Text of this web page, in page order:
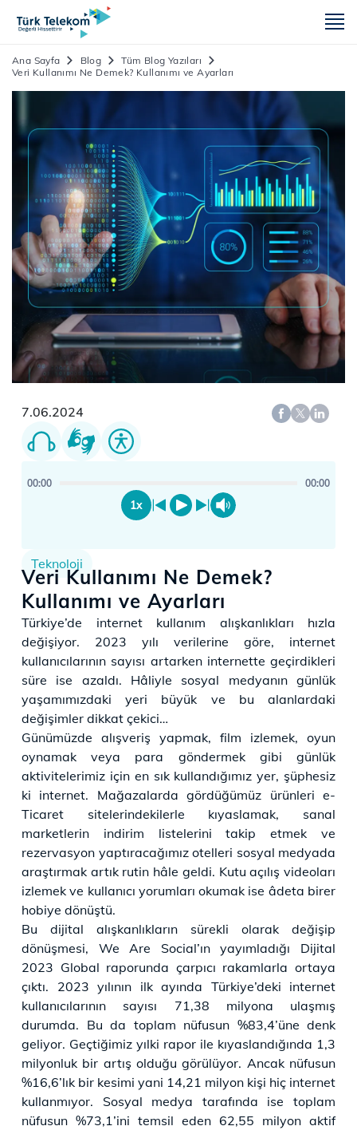
Ana Sayfa Blog
Tüm Blog Yazıları
Veri Kullanımı Ne Demek? Kullanımı ve Ayarları
7.06.2024
00:00 00:00
1x
Teknoloji
Veri Kullanımı Ne Demek?
Kullanımı ve Ayarları
​​Türkiye’de internet kullanım alışkanlıkları hızla
değişiyor. 2023 yılı verilerine göre, internet
kullanıcılarının sayısı artarken internette geçirdikleri
süre ise azaldı. Hâliyle sosyal medyanın günlük
yaşamımızdaki yeri büyük ve bu alanlardaki
değişimler dikkat çekici…
Günümüzde alışveriş yapmak, film izlemek, oyun
oynamak veya para göndermek gibi günlük
aktivitelerimiz için en sık kullandığımız yer, şüphesiz
ki internet. Mağazalarda gördüğümüz ürünleri e-
Ticaret sitelerindekilerle kıyaslamak, sanal
marketlerin indirim listelerini takip etmek ve
rezervasyon yaptıracağımız otelleri sosyal medyada
araştırmak artık rutin hâle geldi. Kutu açılış videoları
izlemek ve kullanıcı yorumları okumak ise âdeta birer
hobiye dönüştü.
Bu dijital alışkanlıkların sürekli olarak değişip
dönüşmesi, We Are Social’ın yayımladığı Dijital
2023 Global raporunda çarpıcı rakamlarla ortaya
çıktı. 2023 yılının ilk ayında Türkiye’deki internet
kullanıcılarının sayısı 71,38 milyona ulaşmış
durumda. Bu da toplam nüfusun %83,4’üne denk
geliyor. Geçtiğimiz yılki rapor ile kıyaslandığında 1,3
milyonluk bir artış olduğu görülüyor. Ancak nüfusun
%16,6’lık bir kesimi yani 14,21 milyon kişi hiç internet
kullanmıyor. Sosyal medya tarafında ise toplam
nüfusun %73,1’ini temsil eden 62,55 milyon aktif